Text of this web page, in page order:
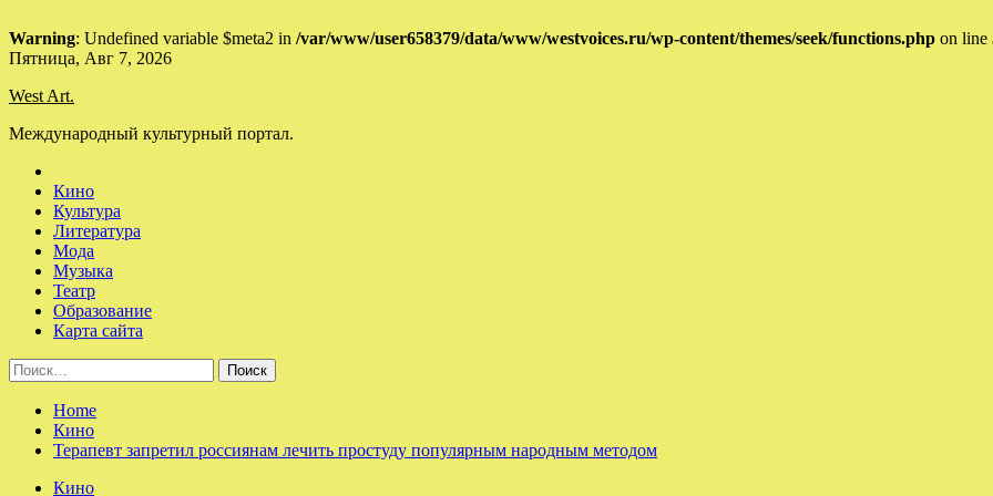
Warning: Undefined variable $meta2 in /var/www/user658379/data/www/westvoices.ru/wp-content/themes/seek/functions.php on line
Skip
content
Пятница, Авг 7, 2026
West Art.
Международный культурный портал.
Кино
Культура
Литература
Мода
Музыка
Театр
Образование
Карта сайта
Найти:
Home
Кино
Терапевт запретил россиянам лечить простуду популярным народным методом
Кино